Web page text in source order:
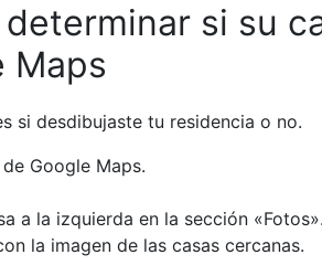
si su
Maps
si desdibujaste tu residencia o no.
Google Maps.
a la izquierda en la sección «Fotos».
la imagen de las casas cercanas.